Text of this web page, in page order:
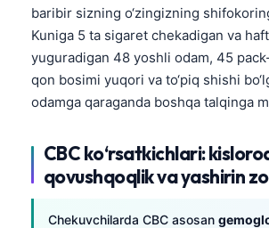
baribir sizning o‘zingizning
Kuniga 5 ta sigaret chekadigan va
yuguradigan 48 yoshli odam, 45
qon bosimi yuqori va to‘piq shishi
odamga qaraganda boshqa talqinga
CBC ko‘rsatkichlari:
qovushqoqlik va yashirin
Chekuvchilarda CBC asosan